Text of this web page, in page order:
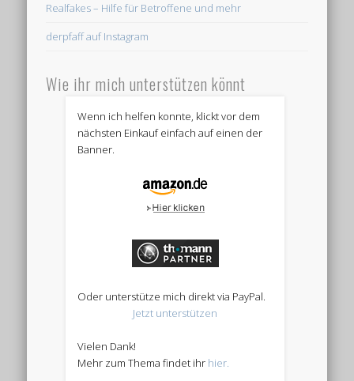
Realfakes – Hilfe für Betroffene und mehr
derpfaff auf Instagram
Wie ihr mich unterstützen könnt
Wenn ich helfen konnte, klickt vor dem
nächsten Einkauf einfach auf einen der
Banner.
Oder unterstütze mich direkt via PayPal.
Jetzt unterstützen
Vielen Dank!
Mehr zum Thema findet ihr hier.